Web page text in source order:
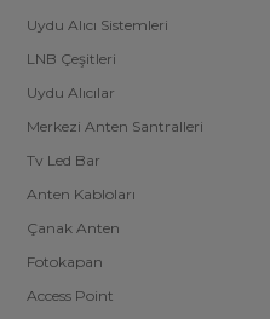
Uydu Alıcı Sistemleri
LNB Çeşitleri
Uydu Alıcılar
Merkezi Anten Santralleri
Tv Led Bar
Anten Kabloları
Çanak Anten
Fotokapan
Access Point